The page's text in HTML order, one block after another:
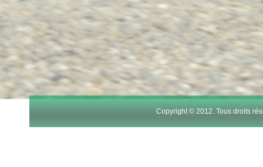
Copyright © 2012. Tous droits